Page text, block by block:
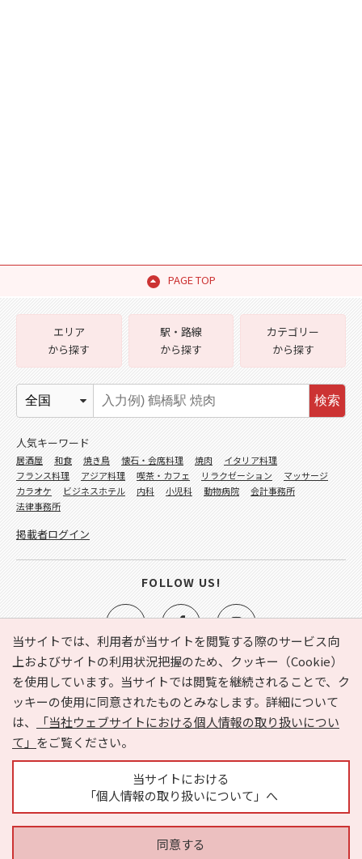
PAGE TOP
当サイトでは、利用者が当サイトを閲覧する際のサービス向
上およびサイトの利用状況把握のため、クッキー（Cookie）
を使用しています。当サイトでは閲覧を継続されることで、ク
ッキーの使用に同意されたものとみなします。詳細について
は、
「当社ウェブサイトにおける個人情報の取り扱いについ
て」 をご覧ください。
当サイトにおける
「個人情報の取り扱いについて」へ
同意する
e-NAVITA（イーナビタ）とは？ お気に入り
ヘルプ
利用規約
個人情報の取り扱いについて
運営会社
サイトマップ
広告掲載に関するお問い合わせ
エリア
から探す
駅・路線
から探す
カテゴリー
から探す
検索
人気キーワード
居酒屋 和食 焼き鳥 懐石・会席料理 焼肉
イタリア料理
フランス料理
アジア料理 喫茶・カフェ リラクゼーション
マッサージ
カラオケ
ビジネスホテル 内科 小児科 動物病院
会計事務所
法律事務所
掲載者ログイン
FOLLOW US!